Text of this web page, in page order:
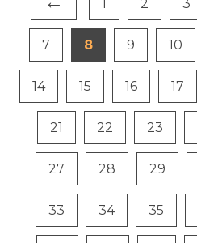
1 2 3
7 8 9 10
14 15 16 17
21 22 23
27 28 29
33 34 35